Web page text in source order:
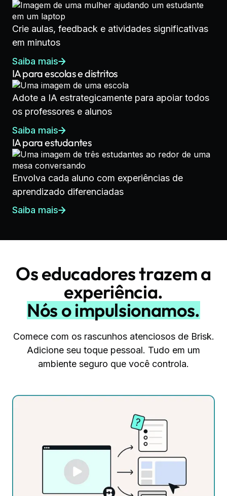
Crie aulas, feedback e atividades significativas
em minutos
Saiba mais
IA para escolas e distritos
Adote a IA estrategicamente para apoiar todos
os professores e alunos
Saiba mais
IA para estudantes
Envolva cada aluno com experiências de
aprendizado diferenciadas
Saiba mais
Os educadores trazem a
experiência.
Nós o impulsionamos.
Comece com os rascunhos atenciosos de Brisk.
Adicione seu toque pessoal. Tudo em um
ambiente seguro que você controla.